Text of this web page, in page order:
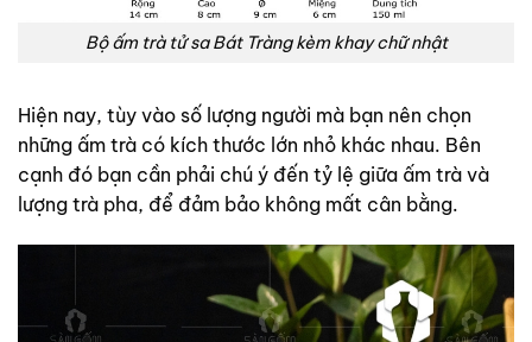
Bộ ấm trà tử sa Bát Tràng kèm khay chữ nhật
Hiện nay, tùy vào số lượng người mà bạn nên chọn
những ấm trà có kích thước lớn nhỏ khác nhau. Bên
cạnh đó bạn cần phải chú ý đến tỷ lệ giữa ấm trà và
lượng trà pha, để đảm bảo không mất cân bằng.